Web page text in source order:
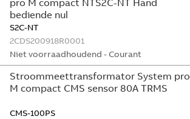
pro M compact NTS2C-NT Hand
bediende nul
S2C-NT
2CDS200918R0001
Niet voorraadhoudend - Courant
Stroommeettransformator System pro
M compact CMS sensor 80A TRMS
CMS-100PS